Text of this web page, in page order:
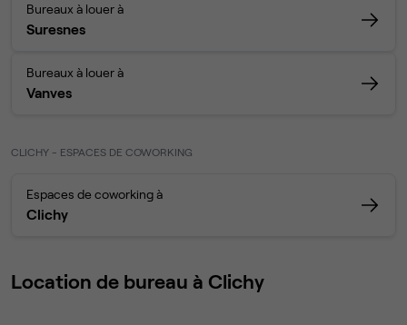
Bureaux à louer à
Suresnes
Bureaux à louer à
Vanves
CLICHY - ESPACES DE COWORKING
Espaces de coworking à
Clichy
Location de bureau à Clichy